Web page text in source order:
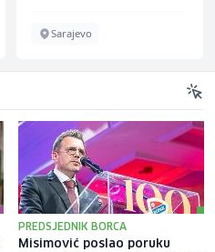
Sarajevo
PREDSJEDNIK BORCA
Misimović poslao poruku